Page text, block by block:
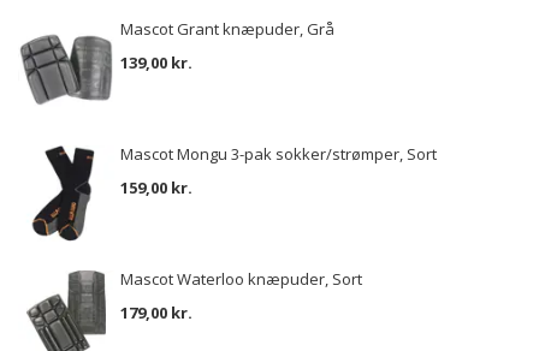
Mascot Grant knæpuder, Grå
139,00 kr.
Mascot Mongu 3-pak sokker/strømper, Sort
159,00 kr.
Mascot Waterloo knæpuder, Sort
179,00 kr.